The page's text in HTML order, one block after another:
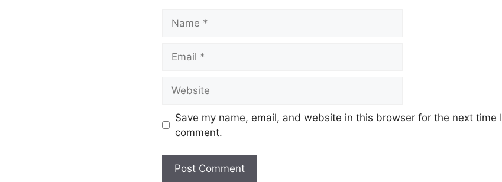
Save my name, email, and website in this browser for the next time I
comment.